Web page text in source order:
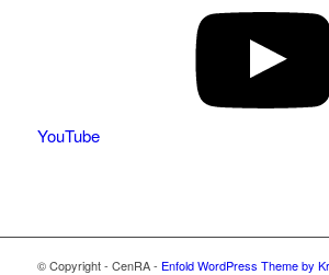
YouTube
© Copyright - CenRA - Enfold WordPress Theme by